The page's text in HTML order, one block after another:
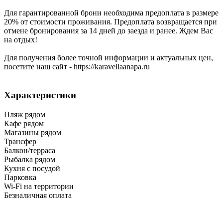
Для гарантированной брони необходима предоплата в размере
20% от стоимости проживания. Предоплата возвращается при
отмене бронирования за 14 дней до заезда и ранее. Ждем Вас
на отдых!
Для получения более точной информации и актуальных цен,
посетите наш сайт - https://karavellaanapa.ru
Характеристики
Пляж рядом
Кафе рядом
Магазины рядом
Трансфер
Балкон/терраса
Рыбалка рядом
Кухня с посудой
Парковка
Wi-Fi на территории
Безналичная оплата